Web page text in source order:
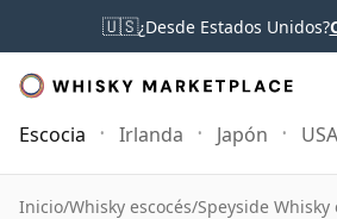
🇺🇸¿Desde Estados Unidos?
Escocia Irlanda Japón USA
Inicio/Whisky escocés/Speyside Whisky